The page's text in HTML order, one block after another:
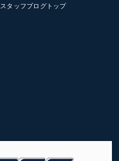
スタッフブログトップ